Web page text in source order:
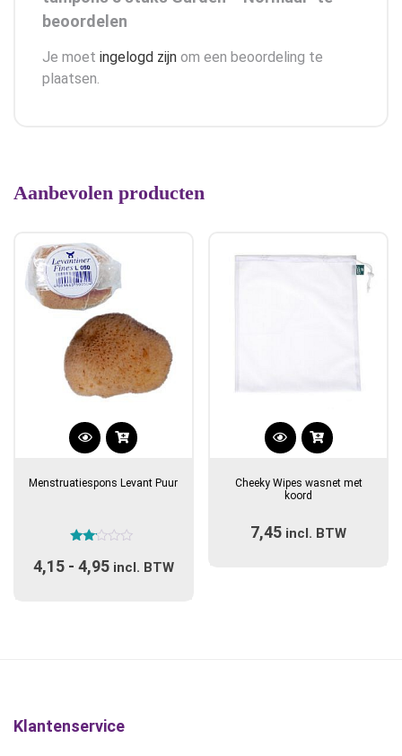
beoordelen
Je moet ingelogd zijn om een beoordeling te
plaatsen.
Aanbevolen producten
Dit
heeft
variaties.
optie
Menstruatiespons Levant Puur
2.00
uit 5
4,15 - 4,95Prijsklasse:
incl. BTW
Cheeky Wipes wasnet met
koord
7,45 incl. BTW
Klantenservice